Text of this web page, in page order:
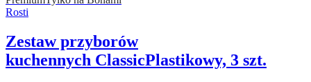
Rosti
Zestaw przyborów
kuchennych ClassicPlastikowy, 3 szt.